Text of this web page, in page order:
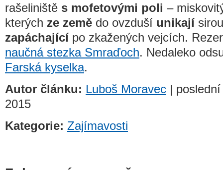
rašeliniště s mofetovými poli –
kterých ze země do ovzduší unikají
zapáchajícípo zkažených vejcích.
naučná stezka Smraďoch. Nedaleko
Farská kyselka.
Autor článku: Luboš Moravec |
2015
Kategorie: Zajímavosti